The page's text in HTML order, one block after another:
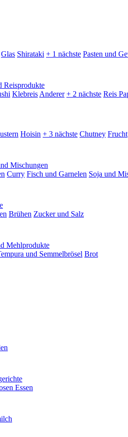
Glas Shirataki + 1 nächste Pasten und
Reisprodukte
Klebreis Anderer + 2 nächste Reis
Hoisin + 3 nächste Chutney Frucht
Mischungen
Curry Fisch und Garnelen Soja und
Brühen Zucker und Salz
Mehlprodukte
und Semmelbrösel Brot
Essen